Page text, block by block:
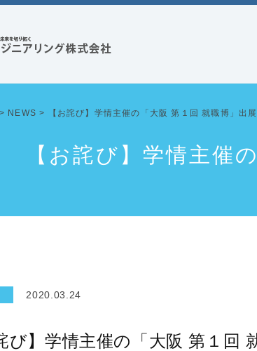
> NEWS > 【お詫び】学情主催の「大阪 第１回 就職博」出
【お詫び】学情主催
2020.03.24
び】学情主催の「大阪 第１回